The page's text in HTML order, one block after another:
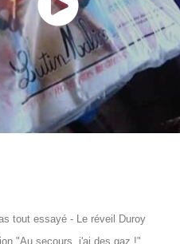
tout essayé - Le réveil Duroy
"Au secours, j'ai des gaz !"